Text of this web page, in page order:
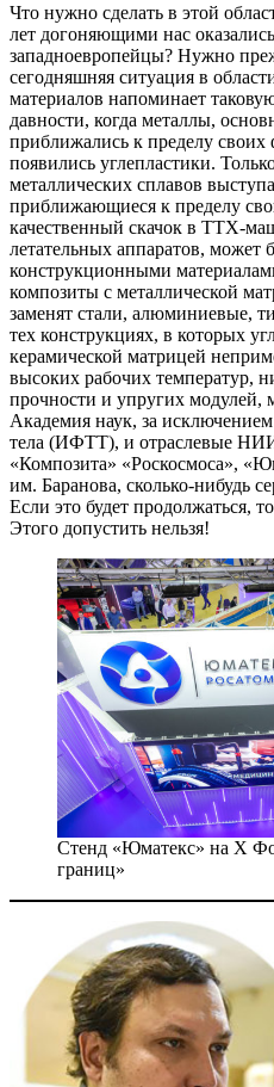
Что нужно сделать в этой
лет догоняющими нас
западноевропейцы? Нужно
сегодняшняя ситуация в
материалов напоминает
давности, когда металлы,
приближались к пределу
появились углепластики.
металлических сплавов
приближающиеся к пределу
качественный скачок в ТТХ-
летательных аппаратов, может
конструкционными
композиты с металлической
заменят стали, алюминиевые,
тех конструкциях, в которых
керамической матрицей
высоких рабочих температур,
прочности и упругих модулей,
Академия наук, за
тела (ИФТТ), и отраслевые
«Композита» «Роскосмоса»,
им. Баранова, сколько-нибудь
Если это будет продолжаться,
Этого допустить нельзя!
Стенд «Юматекс» на X
границ»